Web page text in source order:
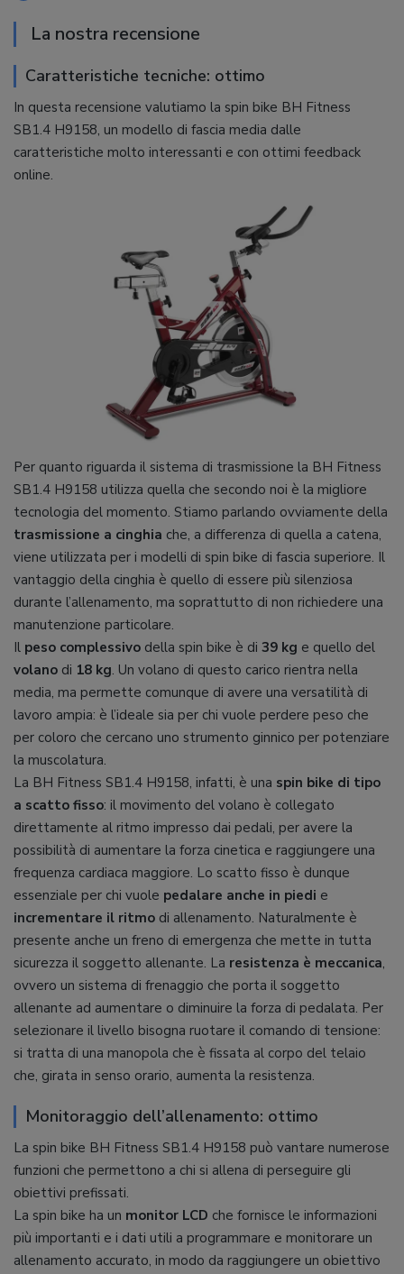
La nostra recensione
Caratteristiche tecniche: ottimo
In questa recensione valutiamo la spin bike BH Fitness
SB1.4 H9158, un modello di fascia media dalle
caratteristiche molto interessanti e con ottimi feedback
online.
Per quanto riguarda il sistema di trasmissione la BH Fitness
SB1.4 H9158 utilizza quella che secondo noi è la migliore
tecnologia del momento. Stiamo parlando ovviamente della
trasmissione a cinghia che, a differenza di quella a catena,
viene utilizzata per i modelli di spin bike di fascia superiore. Il
vantaggio della cinghia è quello di essere più silenziosa
durante l’allenamento, ma soprattutto di non richiedere una
manutenzione particolare.
Il peso complessivo della spin bike è di 39 kg e quello del
volano di 18 kg. Un volano di questo carico rientra nella
media, ma permette comunque di avere una versatilità di
lavoro ampia: è l’ideale sia per chi vuole perdere peso che
per coloro che cercano uno strumento ginnico per potenziare
la muscolatura.
La BH Fitness SB1.4 H9158, infatti, è una spin bike di tipo
a scatto fisso: il movimento del volano è collegato
direttamente al ritmo impresso dai pedali, per avere la
possibilità di aumentare la forza cinetica e raggiungere una
frequenza cardiaca maggiore. Lo scatto fisso è dunque
essenziale per chi vuole pedalare anche in piedi e
incrementare il ritmo di allenamento. Naturalmente è
presente anche un freno di emergenza che mette in tutta
sicurezza il soggetto allenante. La resistenza è meccanica,
ovvero un sistema di frenaggio che porta il soggetto
allenante ad aumentare o diminuire la forza di pedalata. Per
selezionare il livello bisogna ruotare il comando di tensione:
si tratta di una manopola che è fissata al corpo del telaio
che, girata in senso orario, aumenta la resistenza.
Monitoraggio dell’allenamento: ottimo
La spin bike BH Fitness SB1.4 H9158 può vantare numerose
funzioni che permettono a chi si allena di perseguire gli
obiettivi prefissati.
La spin bike ha un monitor LCD che fornisce le informazioni
più importanti e i dati utili a programmare e monitorare un
allenamento accurato, in modo da raggiungere un obiettivo